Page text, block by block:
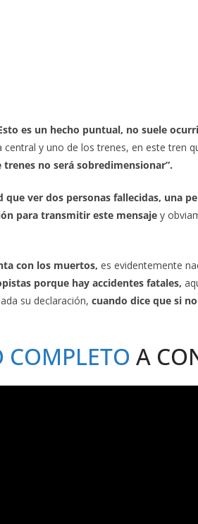
es un hecho puntual, no suele
y uno de los trenes, en este tren
no será sobredimensionar”.
que ver dos personas fallecidas, una
para transmitir este mensaje y
con los muertos, es evidentemente
porque hay accidentes fatales,
su declaración, cuando dice que si
COMPLETO A